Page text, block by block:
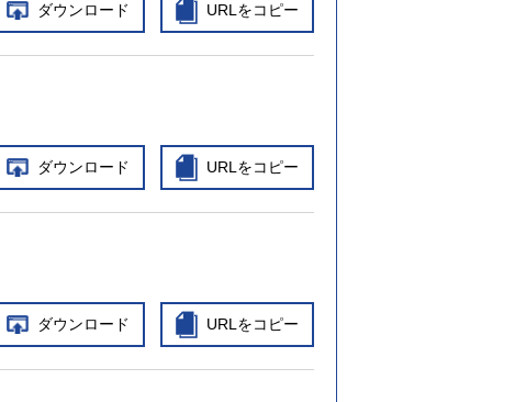
ダウンロード URLをコピー
ダウンロード URLをコピー
ダウンロード URLをコピー